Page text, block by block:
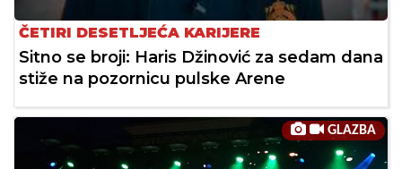
ČETIRI DESETLJEĆA KARIJERE
Sitno se broji: Haris Džinović za sedam dana
stiže na pozornicu pulske Arene
GLAZBA